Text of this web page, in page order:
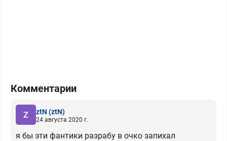
Комментарии
ztN (ztN)
24 августа 2020 г.
я бы эти фантики разрабу в очко запихал